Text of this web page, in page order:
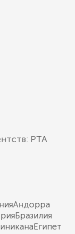
РТА
Андорра
Бразилия
Египет